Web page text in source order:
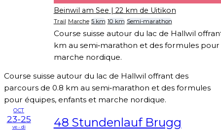
Beinwil am See | 22 km de Uitikon
Trail Marche 5 km 10 km Semi-marathon
Course suisse autour du lac de Hallwil
km au semi‑marathon et des formules
marche nordique.
Course suisse autour du lac de Hallwil offrant des
parcours de 0.8 km au semi‑marathon et des formules
pour équipes, enfants et marche nordique.
OCT
23-25
ve - di 48 Stundenlauf Brugg